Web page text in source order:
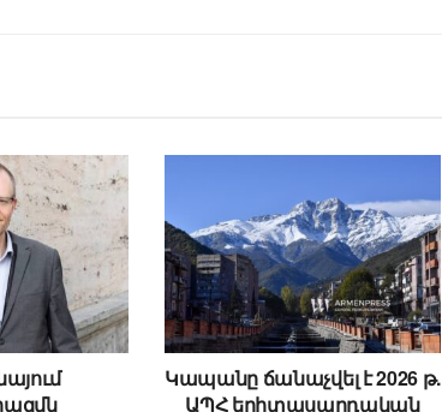
Կապանը ճանաչվել է 2026 թ.
ԱՊՀ երիտասարդական